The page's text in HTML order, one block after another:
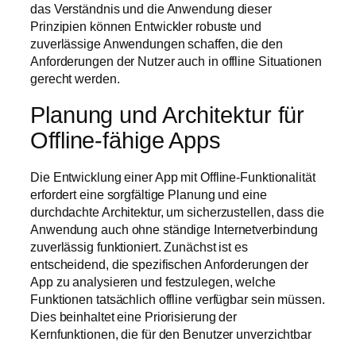
das Verständnis und die Anwendung dieser
Prinzipien können Entwickler robuste und
zuverlässige Anwendungen schaffen, die den
Anforderungen der Nutzer auch in offline Situationen
gerecht werden.
Planung und Architektur für
Offline-fähige Apps
Die Entwicklung einer App mit Offline-Funktionalität
erfordert eine sorgfältige Planung und eine
durchdachte Architektur, um sicherzustellen, dass die
Anwendung auch ohne ständige Internetverbindung
zuverlässig funktioniert. Zunächst ist es
entscheidend, die spezifischen Anforderungen der
App zu analysieren und festzulegen, welche
Funktionen tatsächlich offline verfügbar sein müssen.
Dies beinhaltet eine Priorisierung der
Kernfunktionen, die für den Benutzer unverzichtbar